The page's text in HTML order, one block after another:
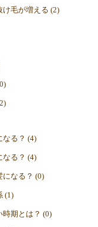
毛が増える (2)
なる？ (4)
なる？ (4)
になる？ (0)
(1)
時期とは？ (0)